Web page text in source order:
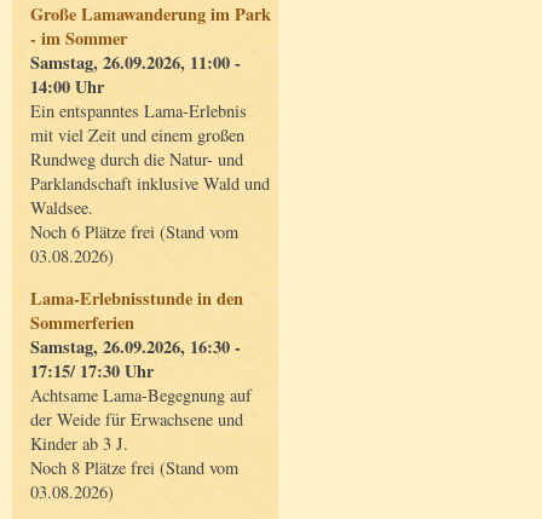
Große Lamawanderung im Park
- im Sommer
Samstag, 26.09.2026, 11:00 -
14:00 Uhr
Ein entspanntes Lama-Erlebnis
mit viel Zeit und einem großen
Rundweg durch die Natur- und
Parklandschaft inklusive Wald und
Waldsee.
Noch 6 Plätze frei (Stand vom
03.08.2026)
Lama-Erlebnisstunde in den
Sommerferien
Samstag, 26.09.2026, 16:30 -
17:15/ 17:30 Uhr
Achtsame Lama-Begegnung auf
der Weide für Erwachsene und
Kinder ab 3 J.
Noch 8 Plätze frei (Stand vom
03.08.2026)